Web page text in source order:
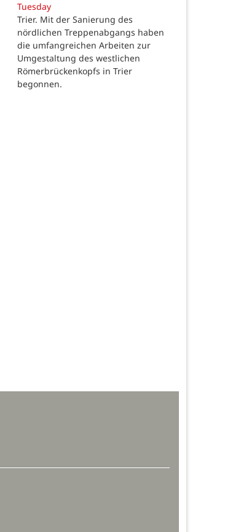
Tuesday
Trier. Mit der Sanierung des
nördlichen Treppenabgangs haben
die umfangreichen Arbeiten zur
Umgestaltung des westlichen
Römerbrückenkopfs in Trier
begonnen.